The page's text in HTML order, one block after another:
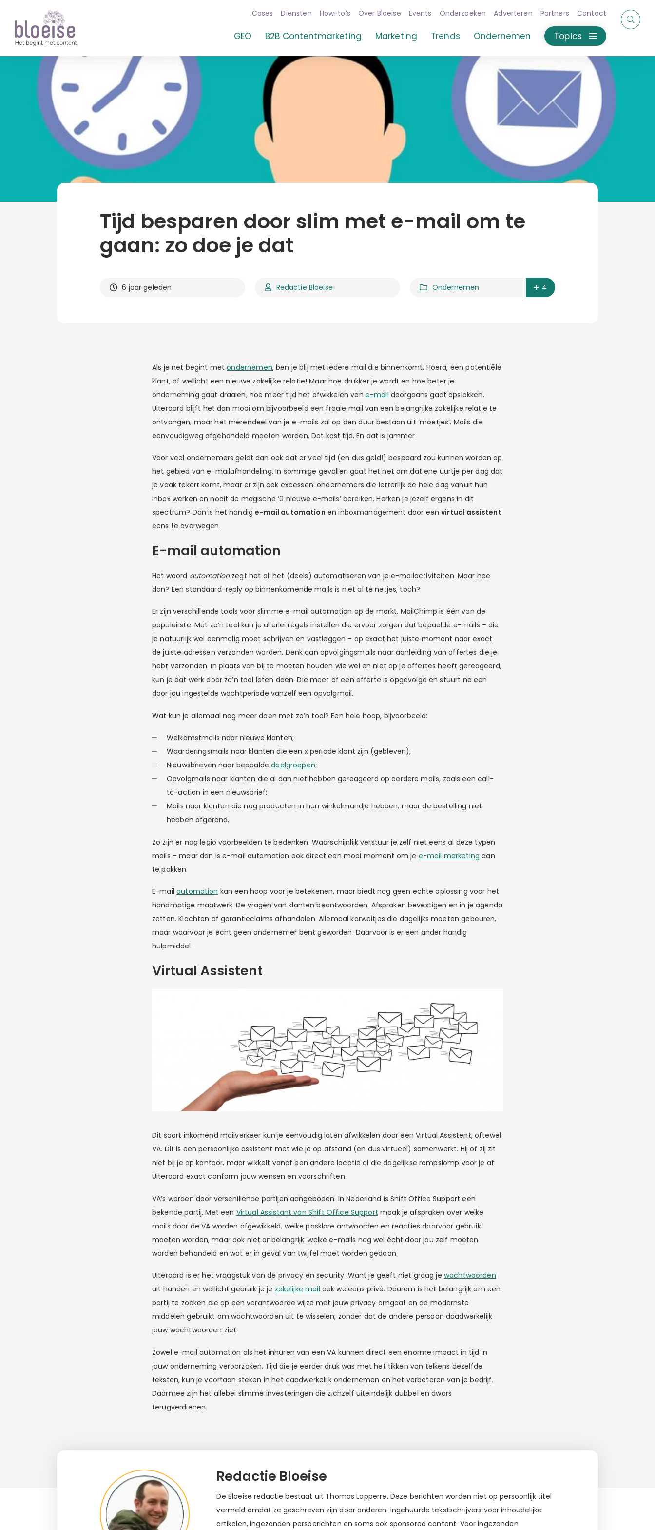
Artikelen
Cases Diensten How-to’s Over Bloeise Events Onderzoeken Adverteren Partners Contact
GEO B2B Contentmarketing Marketing Trends Ondernemen Topics
Tijd besparen door slim met e-mail om te
gaan: zo doe je dat
6 jaar geleden Redactie Bloeise Ondernemen 4
Als je net begint metondernemen, ben je blij met iedere mail die binnenkomt. Hoera, een potentiële
klant, of wellicht een nieuwe zakelijke relatie! Maar hoe drukker je wordt en hoe beter je
onderneming gaat draaien, hoe meer tijd het afwikkelen van e-mail doorgaans gaat opslokken.
Uiteraard blijft het dan mooi om bijvoorbeeld een fraaie mail van een belangrijke zakelijke relatie te
ontvangen, maar het merendeel van je e-mails zal op den duur bestaan uit ‘moetjes’. Mails die
eenvoudigweg afgehandeld moeten worden. Dat kost tijd. En dat is jammer.
Voor veel ondernemers geldt dan ook dat er veel tijd (en dus geld!) bespaard zou kunnen worden op
het gebied van e-mailafhandeling. In sommige gevallen gaat het net om dat ene uurtje per dag dat
je vaak tekort komt, maar er zijn ook excessen: ondernemers die letterlijk de hele dag vanuit hun
inbox werken en nooit de magische ‘0 nieuwe e-mails’ bereiken. Herken je jezelf ergens in dit
spectrum? Dan is het handige-mail automation en inboxmanagement door eenvirtual assistent
eens te overwegen.
E-mail automation
Het woord automationzegt het al: het (deels) automatiseren van je e-mailactiviteiten. Maar hoe
dan? Een standaard-reply op binnenkomende mails is niet al te netjes, toch?
Er zijn verschillende tools voor slimme e-mail automation op de markt. MailChimp is één van de
populairste. Met zo’n tool kun je allerlei regels instellen die ervoor zorgen dat bepaalde e-mails – die
je natuurlijk wel eenmalig moet schrijven en vastleggen – op exact het juiste moment naar exact
de juiste adressen verzonden worden. Denk aan opvolgingsmails naar aanleiding van offertes die je
hebt verzonden. In plaats van bij te moeten houden wie wel en niet op je offertes heeft gereageerd,
kun je dat werk door zo’n tool laten doen. Die meet of een offerte is opgevolgd en stuurt na een
door jou ingestelde wachtperiode vanzelf een opvolgmail.
Wat kun je allemaal nog meer doen met zo’n tool? Een hele hoop, bijvoorbeeld:
Welkomstmails naar nieuwe klanten;
Waarderingsmails naar klanten die een x periode klant zijn (gebleven);
Nieuwsbrieven naar bepaaldedoelgroepen;
Opvolgmails naar klanten die al dan niet hebben gereageerd op eerdere mails, zoals een call-
to-action in een nieuwsbrief;
Mails naar klanten die nog producten in hun winkelmandje hebben, maar de bestelling niet
hebben afgerond.
Zo zijn er nog legio voorbeelden te bedenken. Waarschijnlijk verstuur je zelf niet eens al deze typen
mails – maar dan is e-mail automation ook direct een mooi moment om je e-mail marketing aan
te pakken.
E-mailautomation kan een hoop voor je betekenen, maar biedt nog geen echte oplossing voor het
handmatige maatwerk. De vragen van klanten beantwoorden. Afspraken bevestigen en in je agenda
zetten. Klachten of garantieclaims afhandelen. Allemaal karweitjes die dagelijks moeten gebeuren,
maar waarvoor je echt geen ondernemer bent geworden. Daarvoor is er een ander handig
hulpmiddel.
Virtual Assistent
Dit soort inkomend mailverkeer kun je eenvoudig laten afwikkelen door een Virtual Assistent, oftewel
VA. Dit is een persoonlijke assistent met wie je op afstand (en dus virtueel) samenwerkt. Hij of zij zit
niet bij je op kantoor, maar wikkelt vanaf een andere locatie al die dagelijkse rompslomp voor je af.
Uiteraard exact conform jouw wensen en voorschriften.
VA’s worden door verschillende partijen aangeboden. In Nederland is Shift Office Support een
bekende partij. Met een Virtual Assistant van Shift Office Support maak je afspraken over welke
mails door de VA worden afgewikkeld, welke pasklare antwoorden en reacties daarvoor gebruikt
moeten worden, maar ook niet onbelangrijk: welke e-mails nog wel écht door jou zelf moeten
worden behandeld en wat er in geval van twijfel moet worden gedaan.
Uiteraard is er het vraagstuk van de privacy en security. Want je geeft niet graag je wachtwoorden
uit handen en wellicht gebruik je je zakelijke mail ook weleens privé. Daarom is het belangrijk om een
partij te zoeken die op een verantwoorde wijze met jouw privacy omgaat en de modernste
middelen gebruikt om wachtwoorden uit te wisselen, zonder dat de andere persoon daadwerkelijk
jouw wachtwoorden ziet.
Zowel e-mail automation als het inhuren van een VA kunnen direct een enorme impact in tijd in
jouw onderneming veroorzaken. Tijd die je eerder druk was met het tikken van telkens dezelfde
teksten, kun je voortaan steken in het daadwerkelijk ondernemen en het verbeteren van je bedrijf.
Daarmee zijn het allebei slimme investeringen die zichzelf uiteindelijk dubbel en dwars
terugverdienen.
Redactie Bloeise
De Bloeise redactie bestaat uit Thomas Lapperre. Deze berichten worden niet op persoonlijk titel
vermeld omdat ze geschreven zijn door anderen: ingehuurde tekstschrijvers voor inhoudelijke
artikelen, ingezonden persberichten en soms ook sponsored content. Voor ingezonden